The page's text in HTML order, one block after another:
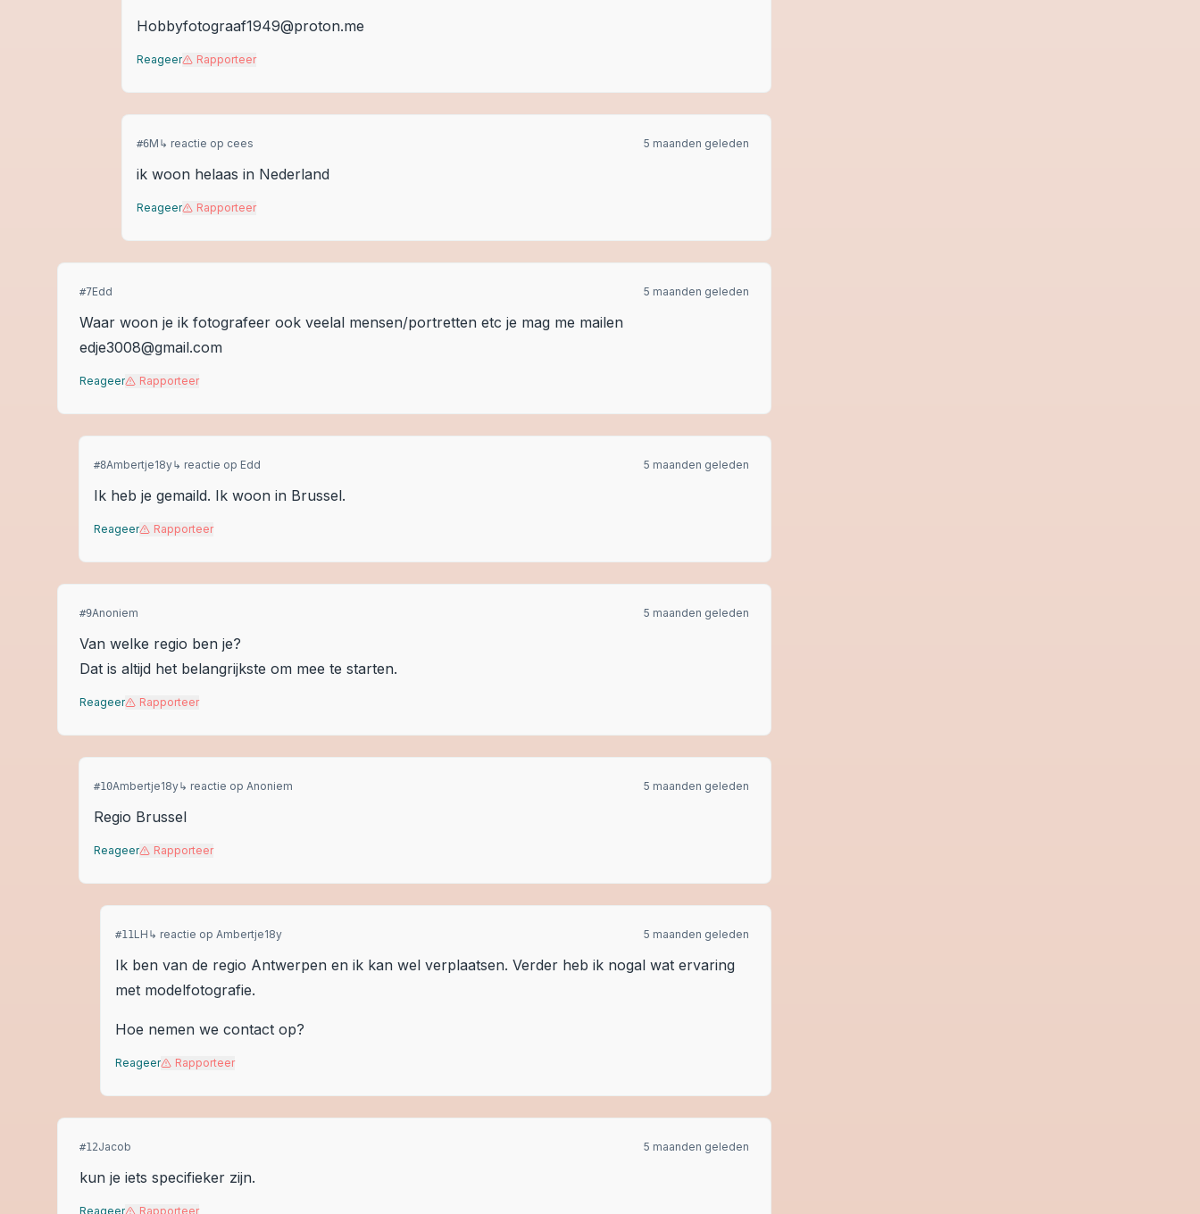
Hobbyfotograaf1949@proton.me
Reageer Rapporteer
#6M ↳ reactie op cees 5 maanden geleden
ik woon helaas in Nederland
Reageer Rapporteer
#7Edd 5 maanden geleden
Waar woon je ik fotografeer ook veelal mensen/portretten etc je mag me mailen
edje3008@gmail.com
Reageer Rapporteer
#8Ambertje18y↳ reactie op Edd 5 maanden geleden
Ik heb je gemaild. Ik woon in Brussel.
Reageer Rapporteer
#9Anoniem 5 maanden geleden
Van welke regio ben je?
Dat is altijd het belangrijkste om mee te starten.
Reageer Rapporteer
#10Ambertje18y↳ reactie op Anoniem 5 maanden geleden
Regio Brussel
Reageer Rapporteer
#11LH ↳ reactie op Ambertje18y 5 maanden geleden
Ik ben van de regio Antwerpen en ik kan wel verplaatsen. Verder heb ik nogal wat ervaring
met modelfotografie.
Hoe nemen we contact op?
Reageer Rapporteer
#12Jacob 5 maanden geleden
kun je iets specifieker zijn.
Reageer Rapporteer